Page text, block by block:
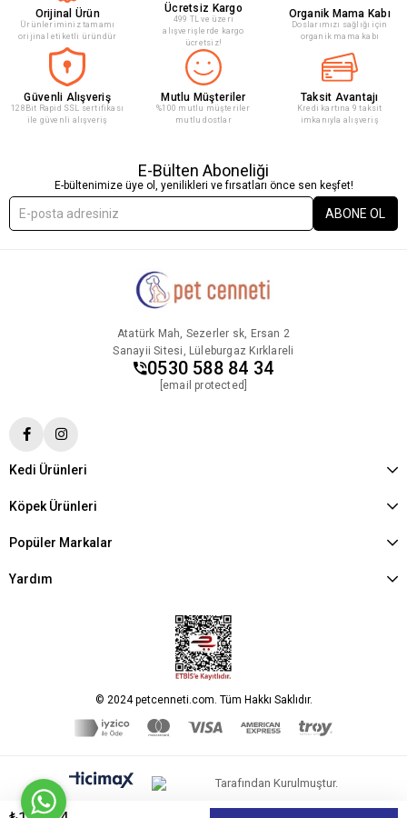
Orijinal Ürün
Ürünleriminiz tamamı
orijinal etiketli üründür
Ücretsiz Kargo
499 TL ve üzeri
alışverişlerde kargo
ücretsiz!
Organik Mama Kabı
Doslarımızı sağlığı için
organik mama kabı
Güvenli Alışveriş
128Bit Rapid SSL sertifikası
ile güvenli alışveriş
Mutlu Müşteriler
%100 mutlu müşteriler
mutlu dostlar
Taksit Avantajı
Kredi kartına 9 taksit
imkanıyla alışveriş
E-Bülten Aboneliği
E-bültenimize üye ol, yenilikleri ve fırsatları önce sen keşfet!
ABONE OL
Atatürk Mah, Sezerler sk, Ersan 2
Sanayii Sitesi, Lüleburgaz Kırklareli
0530 588 84 34
[email protected]
Kedi Ürünleri
Köpek Ürünleri
Popüler Markalar
Yardım
© 2024 petcenneti.com. Tüm Hakkı Saklıdır.
Tarafından Kurulmuştur.